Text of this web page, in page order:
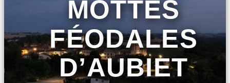
MOTTES
FÉODALES
D’AUBIET